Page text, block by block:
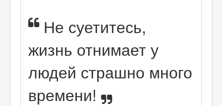
Поиск
Не суетитесь,
жизнь отнимает у
людей страшно много
времени!